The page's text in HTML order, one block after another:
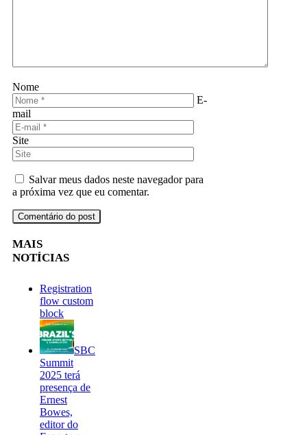
Nome
E-
mail
Site
Salvar meus dados neste navegador para
a próxima vez que eu comentar.
MAIS
NOTÍCIAS
Registration
flow custom
block
SBC
Summit
2025 terá
presença de
Ernest
Bowes,
editor do